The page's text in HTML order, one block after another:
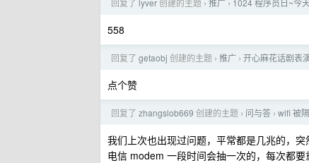
回复了 lyver创建的主题 › 推广 › 1024 程序员日~今
558
回复了 getaobj 创建的主题 › 推广 › 开心麻花话剧表
点个赞
回复了 zhangslob669 创建的主题 › 问与答 › wifi 被
我们上次也出现过问题，平常都是几兆的，
电信 modem 一段时间会抽一次的，每次都要